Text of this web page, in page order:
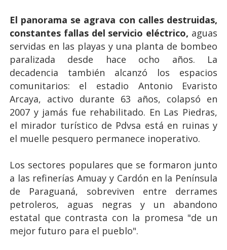
El panorama se agrava con calles destruidas,
constantes fallas del servicio eléctrico, aguas
servidas en las playas y una planta de bombeo
paralizada desde hace ocho años. La
decadencia también alcanzó los espacios
comunitarios: el estadio Antonio Evaristo
Arcaya, activo durante 63 años, colapsó en
2007 y jamás fue rehabilitado. En Las Piedras,
el mirador turístico de Pdvsa está en ruinas y
el muelle pesquero permanece inoperativo.
Los sectores populares que se formaron junto
a las refinerías Amuay y Cardón en la Península
de Paraguaná, sobreviven entre derrames
petroleros, aguas negras y un abandono
estatal que contrasta con la promesa "de un
mejor futuro para el pueblo".